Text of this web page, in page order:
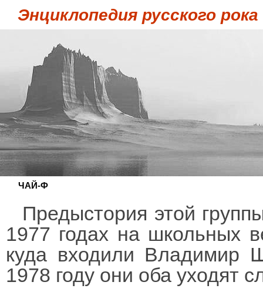
Энциклопедия русского рока
ЧАЙ-Ф
Предыстория этой
1977 годах на школьных
куда входили Владимир
1978 году они оба уходят